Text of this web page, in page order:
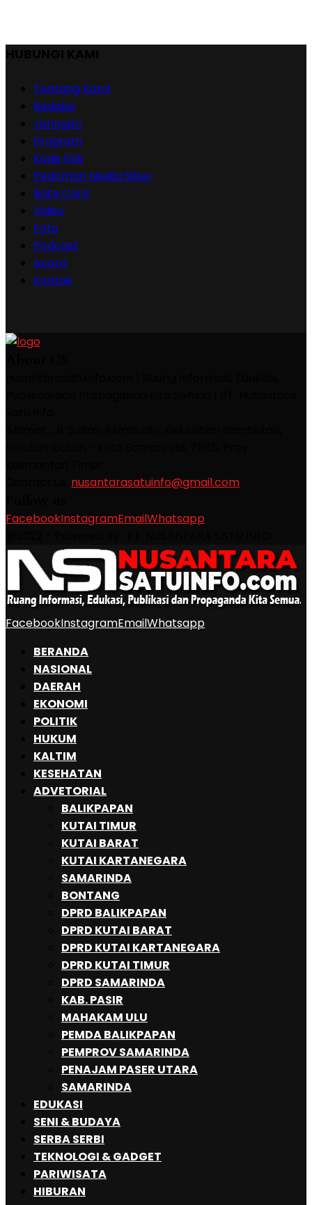
Tentang Kami
Redaksi
Jaringan
Program
Kode Etik
Pedoman Media Siber
Rate Card
Video
Foto
Podcast
Acara
Kontak
nusantarasatuinfo@gmail.com
FacebookInstagramEmailWhatsapp
FacebookInstagramEmailWhatsapp
BERANDA
NASIONAL
DAERAH
EKONOMI
POLITIK
HUKUM
KALTIM
KESEHATAN
ADVETORIAL
BALIKPAPAN
KUTAI TIMUR
KUTAI BARAT
KUTAI KARTANEGARA
SAMARINDA
BONTANG
DPRD BALIKPAPAN
DPRD KUTAI BARAT
DPRD KUTAI KARTANEGARA
DPRD KUTAI TIMUR
DPRD SAMARINDA
KAB. PASIR
MAHAKAM ULU
PEMDA BALIKPAPAN
PEMPROV SAMARINDA
PENAJAM PASER UTARA
SAMARINDA
EDUKASI
SENI & BUDAYA
SERBA SERBI
TEKNOLOGI & GADGET
PARIWISATA
HIBURAN